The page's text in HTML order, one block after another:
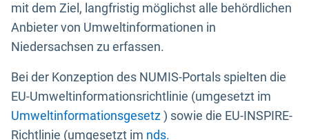
mit dem Ziel, langfristig möglichst alle behördlichen
Anbieter von Umweltinformationen in
Niedersachsen zu erfassen.
Bei der Konzeption des NUMIS-Portals spielten die
EU-Umweltinformationsrichtlinie (umgesetzt im
Umweltinformationsgesetz) sowie die EU-INSPIRE-
Richtlinie (umgesetzt im nds.